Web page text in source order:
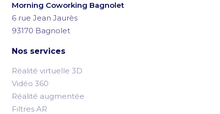
Morning Coworking Bagnolet
6 rue Jean Jaurès
93170 Bagnolet
Nos services
Réalité virtuelle 3D
Vidéo 360
Réalité augmentée
Filtres AR